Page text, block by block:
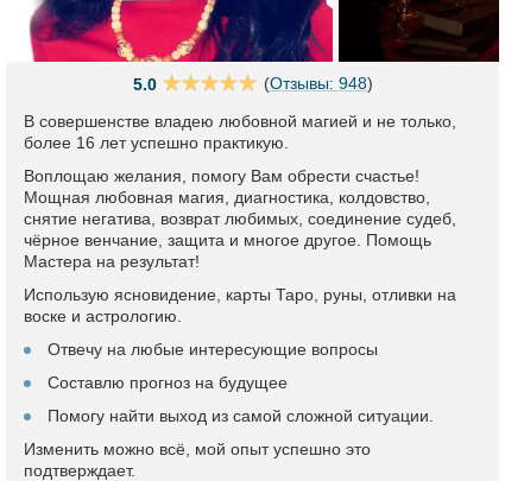
5.0 (Отзывы: 948)
В совершенстве владею любовной магией и не только,
более 16 лет успешно практикую.
Воплощаю желания, помогу Вам обрести счастье!
Мощная любовная магия, диагностика, колдовство,
снятие негатива, возврат любимых, соединение судеб,
чёрное венчание, защита и многое другое. Помощь
Мастера на результат!
Использую ясновидение, карты Таро, руны, отливки на
воске и астрологию.
Отвечу на любые интересующие вопросы
Составлю прогноз на будущее
Помогу найти выход из самой сложной ситуации.
Изменить можно всё, мой опыт успешно это
подтверждает.